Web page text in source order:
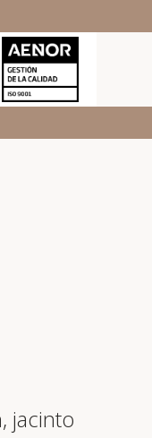
jacinto